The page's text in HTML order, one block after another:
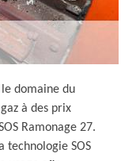
le domaine du
à des prix
Ramonage 27.
technologie SOS